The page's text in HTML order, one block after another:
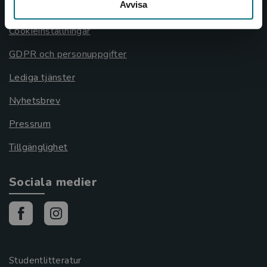
Avvisa
Cookieinställningar
GDPR och personuppgifter
Lediga tjänster
Nyhetsbrev
Pressrum
Tillgänglighet
Sociala medier
Studentlitteratur